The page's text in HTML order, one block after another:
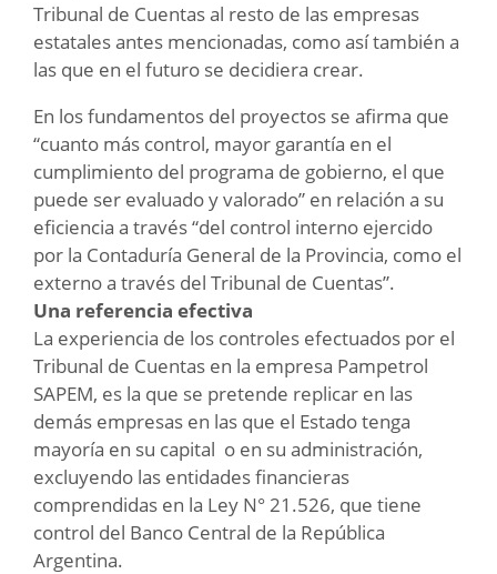
Tribunal de Cuentas al resto de las empresas
estatales antes mencionadas, como así también a
las que en el futuro se decidiera crear.
En los fundamentos del proyectos se afirma que
“cuanto más control, mayor garantía en el
cumplimiento del programa de gobierno, el que
puede ser evaluado y valorado” en relación a su
eficiencia a través “del control interno ejercido
por la Contaduría General de la Provincia, como el
externo a través del Tribunal de Cuentas”.
Una referencia efectiva
La experiencia de los controles efectuados por el
Tribunal de Cuentas en la empresa Pampetrol
SAPEM, es la que se pretende replicar en las
demás empresas en las que el Estado tenga
mayoría en su capital o en su administración,
excluyendo las entidades financieras
comprendidas en la Ley N° 21.526, que tiene
control del Banco Central de la República
Argentina.